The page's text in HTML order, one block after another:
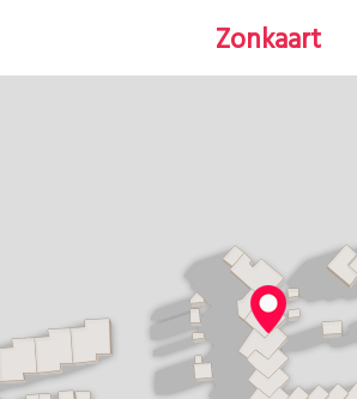
Zonkaart